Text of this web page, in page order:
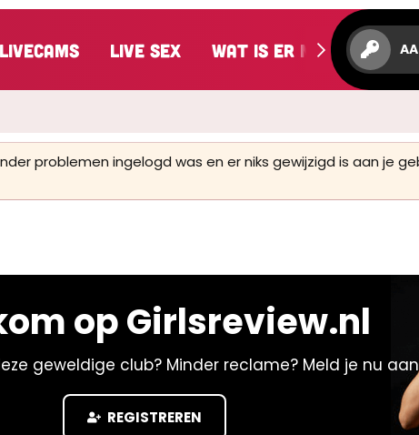
LiveCams Live Sex Wat is er nieuw
problemen ingelogd was en er niks gewijzigd is aan je
op Girlsreview.nl
geweldige club? Minder reclame? Meld je nu
REGISTREREN